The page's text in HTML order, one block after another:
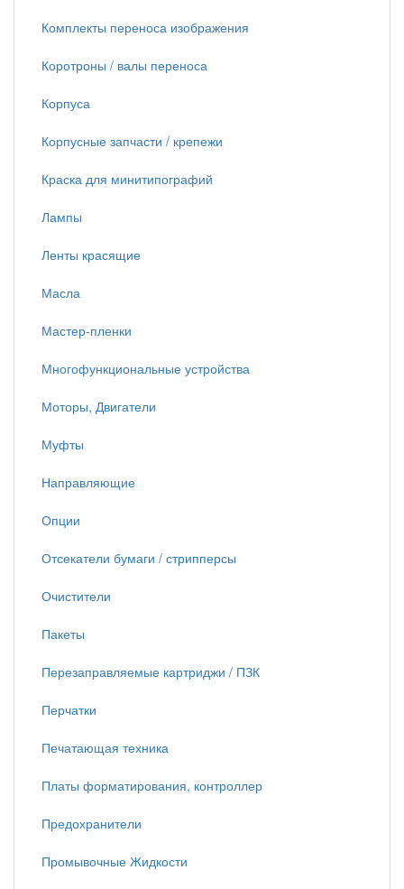
Комплекты переноса изображения
Коротроны / валы переноса
Корпуса
Корпусные запчасти / крепежи
Краска для минитипографий
Лампы
Ленты красящие
Масла
Мастер-пленки
Многофункциональные устройства
Моторы, Двигатели
Муфты
Направляющие
Опции
Отсекатели бумаги / стрипперсы
Очистители
Пакеты
Перезаправляемые картриджи / ПЗК
Перчатки
Печатающая техника
Платы форматирования, контроллер
Предохранители
Промывочные Жидкости